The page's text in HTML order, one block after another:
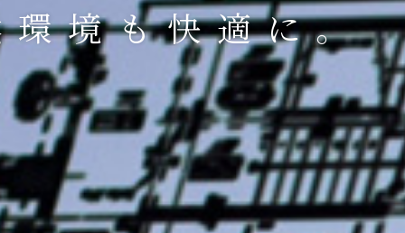
環境も快適に。